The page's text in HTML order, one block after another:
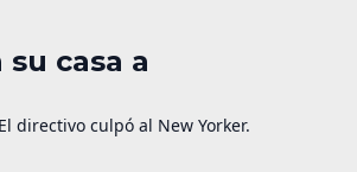
casa a
directivo culpó al New Yorker.